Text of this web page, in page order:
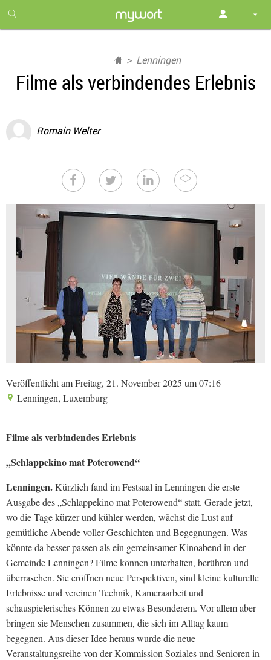
month
free
Lenningen
Filme als verbindendes Erlebnis
Romain Welter
Veröffentlicht am Freitag, 21. November 2025 um 07:16
Lenningen, Luxemburg
Filme als verbindendes Erlebnis
„Schlappekino mat Poterowend“
Lenningen.Kürzlich fand im Festsaal in Lenningen die erste
Ausgabe des „Schlappekino mat Poterowend“ statt. Gerade jetzt,
wo die Tage kürzer und kühler werden, wächst die Lust auf
gemütliche Abende voller Geschichten und Begegnungen. Was
könnte da besser passen als ein gemeinsamer Kinoabend in der
Gemeinde Lenningen? Filme können unterhalten, berühren und
überraschen. Sie eröffnen neue Perspektiven, sind kleine kulturelle
Erlebnisse und vereinen Technik, Kameraarbeit und
schauspielerisches Können zu etwas Besonderem. Vor allem aber
bringen sie Menschen zusammen, die sich im Alltag kaum
begegnen. Aus dieser Idee heraus wurde die neue
Veranstaltungsreihe von der Kommission Soziales und Senioren in